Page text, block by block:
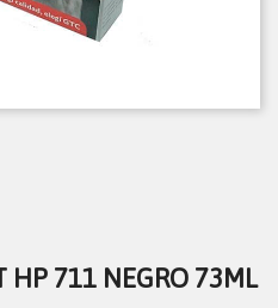
HP 711 NEGRO 73ML